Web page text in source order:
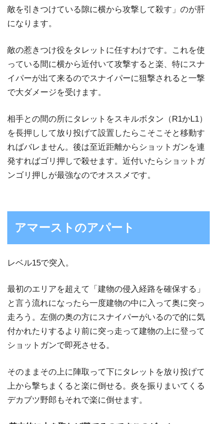
敵を引きつけている隙に横から攻撃して殺す」のが肝
になります。
敵の惹きつけ役をタレットに任すわけです。これを使
っている間に横から近付いて攻撃すると楽、特にスナ
イパーが出て来るのでスナイパーに狙撃されると一撃
で大ダメージを受けます。
相手との間の所にタレットをスキルボタン（R1かL1）
を長押しして放り投げて設置したらこそこそと移動す
ればバレません。後は至近距離からショットガンを連
発すればゴリ押しで殺せます。近付いたらショットガ
ンゴリ押しが最強なのでオススメです。
アマーストのアパート
レベル15で突入。
最初のエリアを超えて「建物の侵入経路を確保する」
と言う流れになったら一度建物の中に入って奥に突っ
走ろう。左側の奥の方にスナイパーがいるので的に気
付かれたりするより前に突っ走って建物の上に登って
ショットガンで即死させる。
そのままその上に陣取って下にタレットを放り投げて
上から撃ちまくると楽に倒せる。炎を振りまいてくる
デカブツ野郎もそれで楽に倒せます。